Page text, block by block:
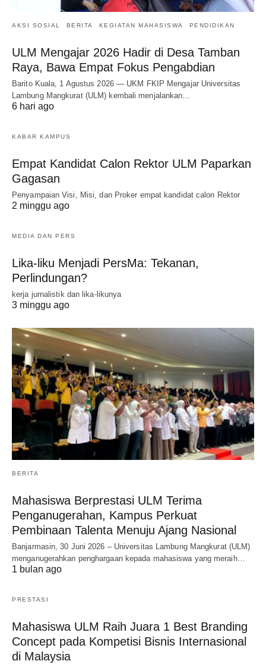
AKSI SOSIAL BERITA KEGIATAN MAHASISWA PENDIDIKAN
ULM Mengajar 2026 Hadir di Desa Tamban
Raya, Bawa Empat Fokus Pengabdian
Barito Kuala, 1 Agustus 2026 — UKM FKIP Mengajar Universitas
Lambung Mangkurat (ULM) kembali menjalankan…
6 hari ago
KABAR KAMPUS
Empat Kandidat Calon Rektor ULM Paparkan
Gagasan
Penyampaian Visi, Misi, dan Proker empat kandidat calon Rektor
2 minggu ago
MEDIA DAN PERS
Lika-liku Menjadi PersMa: Tekanan,
Perlindungan?
kerja jurnalistik dan lika-likunya
3 minggu ago
BERITA
Mahasiswa Berprestasi ULM Terima
Penganugerahan, Kampus Perkuat
Pembinaan Talenta Menuju Ajang Nasional
Banjarmasin, 30 Juni 2026 – Universitas Lambung Mangkurat (ULM)
menganugerahkan penghargaan kepada mahasiswa yang meraih…
1 bulan ago
PRESTASI
Mahasiswa ULM Raih Juara 1 Best Branding
Concept pada Kompetisi Bisnis Internasional
di Malaysia